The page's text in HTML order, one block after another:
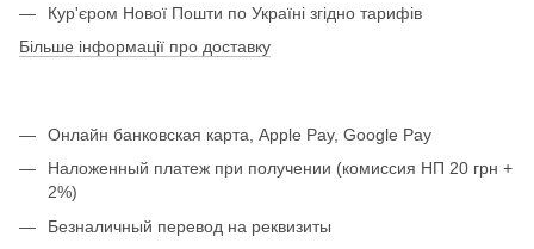
Кур'єром Нової Пошти по Україні згідно тарифів
Більше інформації про доставку
Онлайн банковская карта, Apple Pay, Google Pay
Наложенный платеж при получении (комиссия НП 20 грн +
2%)
Безналичный перевод на реквизиты